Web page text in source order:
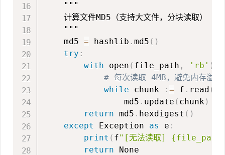
"""
    计算文件MD5（支持大文件，分块读取）
    """
    md5
= hashlib .md5 ( )
try :
with open ( file_path , 'rb' )
# 每次读取 4MB，避免内存溢出
while chunk := f . read (
                md5
. update ( chunk)
return md5 . hexdigest ( )
except
Exception as e :
print ( f"[无法读取]
return